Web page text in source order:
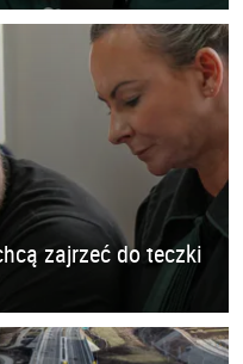
zajrzeć do teczki